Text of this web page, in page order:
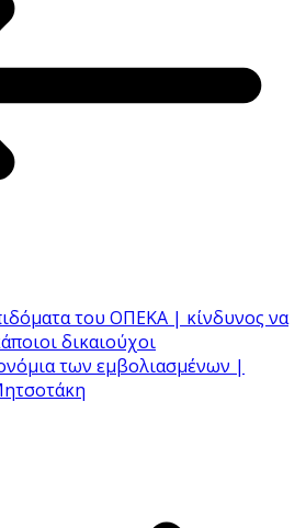
του ΟΠΕΚΑ | κίνδυνος να
δικαιούχοι
των εμβολιασμένων |